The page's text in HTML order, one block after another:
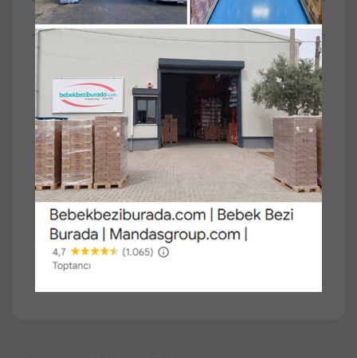
Anket
SET Tekli
Lux Sabun 80GR Soft Touch (Yumuşak
Dokunuş)
Lux Soft Touch Sabun, 80 gramlık pratik
boyuyla cildinize yumuşak ve nazik bir
dokunuş sunar. Özel formülü sayesinde cildi
derinlemesine temizlerken, nem dengesini
korur ve yumuşaklık hissi bırakır. Zarif
kokusuyla gün boyu ferah ve taze bir his
sağlar. Hem günlük kullanım için uygundur